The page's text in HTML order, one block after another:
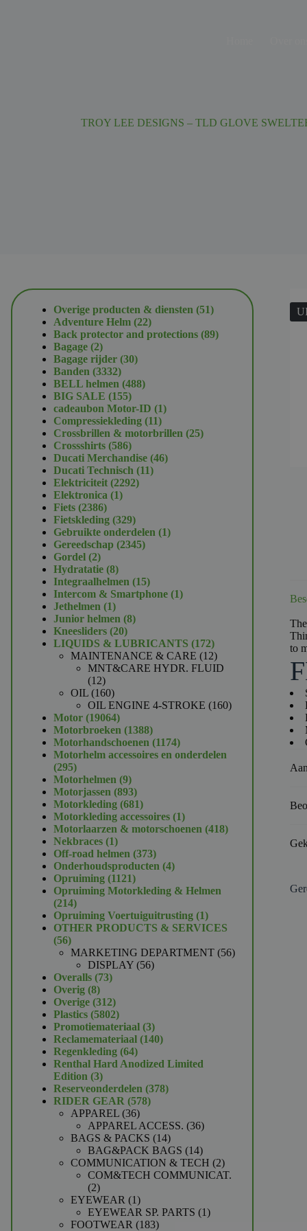
TROY LEE DESIGNS – TLD GLOVE
to
Overige producten & diensten 5151
Adventure Helm 2222
producten
Back protector and protections 8989
Bagage 22
producten
Bagage rijder 3030
Banden 33323332
producten
BELL helmen 488488
BIG SALE 155155
producten
cadeaubon Motor-ID 11
Compressiekleding 1111
producten
Crossbrillen & motorbrillen 2525
Crossshirts 586586
producten
Ducati Merchandise 4646
Ducati Technisch 1111
Elektriciteit 22922292
Elektronica 11
Fiets 23862386
producten
Fietskleding 329329
producten
Gebruikte onderdelen 11
Gereedschap 23452345
Gordel 22
producten
Hydratatie 88
producten
Integraalhelmen 1515
producten
Intercom & Smartphone 11
Jethelmen 11
product
Junior helmen 88
Kneesliders 2020
producten
LIQUIDS & LUBRICANTS 172172
producten
MAINTENANCE & CARE 1212
producten
MNT&CARE HYDR. FLUID
1212
producten
OIL 160160
producten
OIL ENGINE 4-STROKE 160160
Motor 1906419064
producten
Motorbroeken 13881388
producten
Motorhandschoenen 11741174
producten
Motorhelm accessoires en onderdelen
295295
producten
Motorhelmen 99
producten
Motorjassen 893893
producten
Motorkleding 681681
producten
Motorkleding accessoires 11
product
Motorlaarzen & motorschoenen 418418
Nekbraces 11
product
Off-road helmen 373373
producten
Onderhoudsproducten 44
Opruiming 11211121
producten
Opruiming Motorkleding & Helmen
214214
producten
Opruiming Voertuiguitrusting 11
product
OTHER PRODUCTS & SERVICES
5656
producten
MARKETING DEPARTMENT 5656
DISPLAY 5656
Overalls 7373
Overig 88
producten
Overige 312312
producten
Plastics 58025802
producten
Promotiemateriaal 33
producten
Reclamemateriaal 140140
Regenkleding 6464
producten
Renthal Hard Anodized Limited
Edition 33
producten
Reserveonderdelen 378378
RIDER GEAR 578578
APPAREL 3636
producten
APPAREL ACCESS. 3636
BAGS & PACKS 1414
producten
BAG&PACK BAGS 1414
producten
COMMUNICATION & TECH 22
producten
COM&TECH COMMUNICAT.
22
producten
EYEWEAR 11
product
EYEWEAR SP. PARTS 11
FOOTWEAR 183183